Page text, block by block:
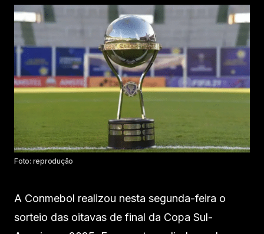
Foto: reprodução
A Conmebol realizou nesta segunda-feira o
sorteio das oitavas de final da Copa Sul-